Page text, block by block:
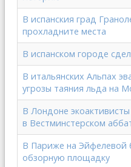
В испанския град
прохладните места
В испанском городе
В итальянских Альпах
угрозы таяния льда на
В Лондоне
в Вестминстерском
В Париже на Эйфелевой
обзорную площадку